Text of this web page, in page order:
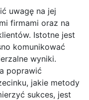
uwagę na jej
firmami oraz na
Istotne jest
komunikować
wyniki.
poprawić
jakie metody
sukces, jest